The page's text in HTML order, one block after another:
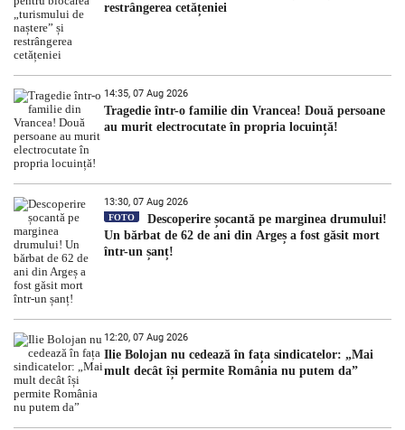
restrângerea cetățeniei
14:35, 07 Aug 2026
Tragedie într-o familie din Vrancea! Două persoane
au murit electrocutate în propria locuință!
13:30, 07 Aug 2026
FOTO
Descoperire șocantă pe marginea drumului!
Un bărbat de 62 de ani din Argeș a fost găsit mort
într-un șanț!
12:20, 07 Aug 2026
Ilie Bolojan nu cedează în fața sindicatelor: „Mai
mult decât își permite România nu putem da”